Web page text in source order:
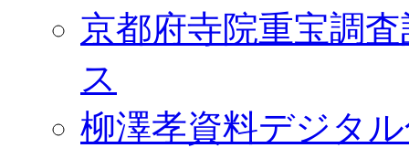
京都府寺院重宝調
ス
柳澤孝資料デジタ